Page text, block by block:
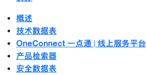
概述
技术数据表
OneConnect 一点通 | 线上服务平台
产品检索器
安全数据表